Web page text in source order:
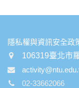
:::
隱私權與資訊安全政
106319臺北市
02-33662066